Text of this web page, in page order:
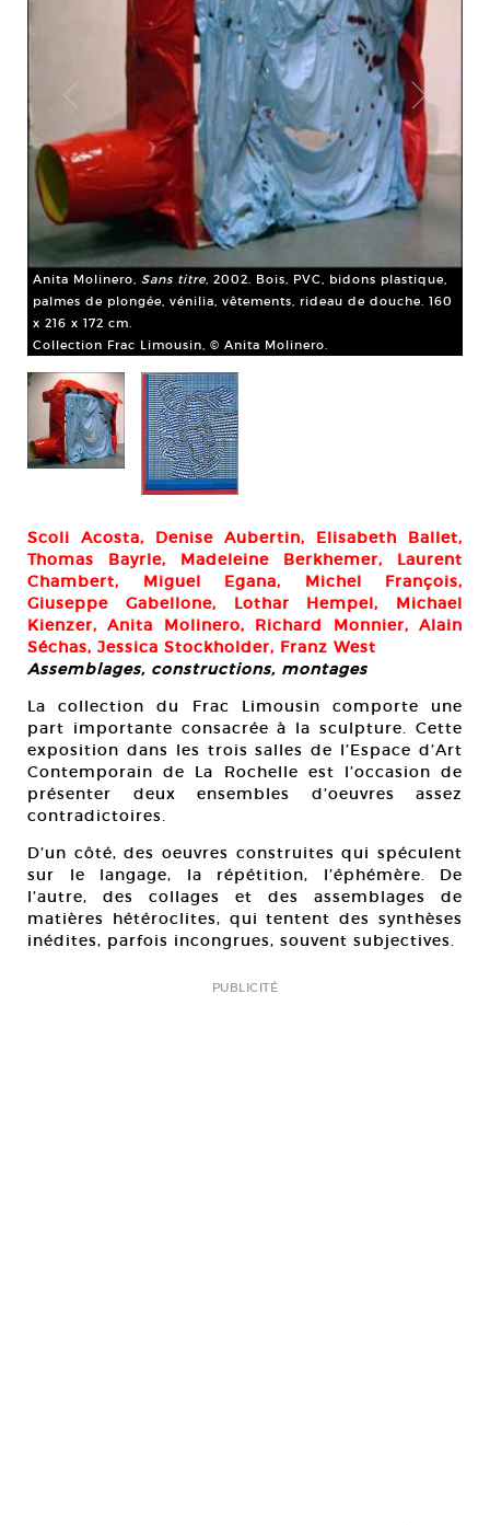
Anita Molinero, Sans titre, 2002. Bois, PVC, bidons plastique,
palmes de plongée, vénilia, vêtements, rideau de douche. 160
x 216 x 172 cm.
Collection Frac Limousin, © Anita Molinero.
Scoli Acosta, Denise Aubertin, Elisabeth Ballet,
Thomas Bayrle, Madeleine Berkhemer, Laurent
Chambert, Miguel Egana, Michel François,
Giuseppe Gabellone, Lothar Hempel, Michael
Kienzer, Anita Molinero, Richard Monnier, Alain
Séchas, Jessica Stockholder, Franz West
Assemblages, constructions, montages
La collection du Frac Limousin comporte une
part importante consacrée à la sculpture. Cette
exposition dans les trois salles de l’Espace d’Art
Contemporain de La Rochelle est l’occasion de
présenter deux ensembles d’oeuvres assez
contradictoires.
D’un côté, des oeuvres construites qui spéculent
sur le langage, la répétition, l’éphémère. De
l’autre, des collages et des assemblages de
matières hétéroclites, qui tentent des synthèses
inédites, parfois incongrues, souvent subjectives.
PUBLICITÉ